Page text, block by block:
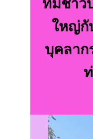
ทีมชาว
ใหญ่กั
บุคลา